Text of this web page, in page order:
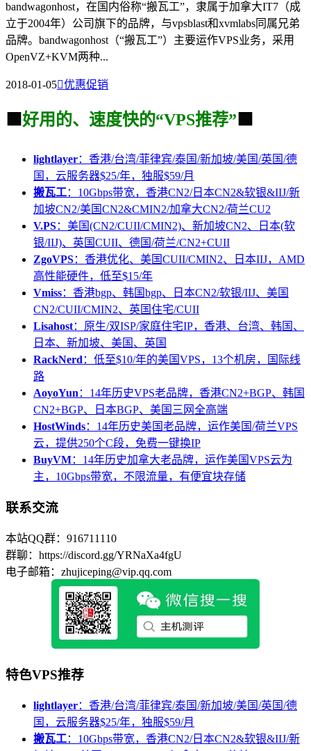
bandwagonhost，在国内俗称“搬瓦工”，隶属于加拿大IT7（成
立于2004年）公司旗下的品牌，与vpsblast和xvmlabs同属兄弟
品牌。bandwagonhost（“搬瓦工”）主要运作VPS业务，采用
OpenVZ+KVM两种...
2018-01-05优惠促销
🟩 好用的、速度快的“VPS推荐” 🟩
lightlayer：香港/台湾/菲律宾/泰国/新加坡/美国/英国/德
国，云服务器$25/年，独服$59/月
搬瓦工：10Gbps带宽，香港CN2/日本CN2&软银&IIJ/新
加坡CN2/美国CN2&CMIN2/加拿大CN2/荷兰CU2
V.PS：美国(CN2/CUII/CMIN2)、新加坡CN2、日本(软
银/IIJ)、英国CUII、德国/荷兰/CN2+CUII
ZgoVPS：香港优化、美国CUII/CMIN2、日本IIJ，AMD
高性能硬件，低至$15/年
Vmiss：香港bgp、韩国bgp、日本CN2/软银/IIJ、美国
CN2/CUII/CMIN2、英国住宅/CUII
Lisahost：原生/双ISP/家庭住宅IP，香港、台湾、韩国、
日本、新加坡、美国、英国
RackNerd ：低至$10/年的美国VPS，13个机房，国际线
路
AoyoYun ：14年历史VPS老品牌，香港CN2+BGP、韩国
CN2+BGP、日本BGP、美国三网全高端
HostWinds：14年历史美国老品牌，运作美国/荷兰VPS
云，提供250个C段，免费一键换IP
BuyVM：14年历史加拿大老品牌，运作美国VPS云为
主，10Gbps带宽，不限流量，有便宜块存储
联系交流
本站QQ群：916711110
群聊：https://discord.gg/YRNaXa4fgU
电子邮箱：zhujiceping@vip.qq.com
特色VPS推荐
lightlayer：香港/台湾/菲律宾/泰国/新加坡/美国/英国/德
国，云服务器$25/年，独服$59/月
搬瓦工：10Gbps带宽，香港CN2/日本CN2&软银&IIJ/新